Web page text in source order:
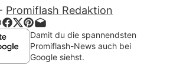
runterladen
Team
Richtlinien
Promiflash Redaktion
Damit du die spannendsten
Promiflash-News auch bei
Google siehst.